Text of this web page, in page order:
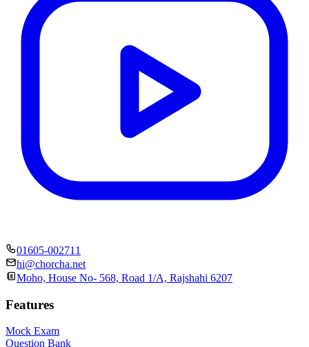
01605-002711
hi@chorcha.net
Moho, House No- 568, Road 1/A, Rajshahi 6207
Features
Mock Exam
Question Bank